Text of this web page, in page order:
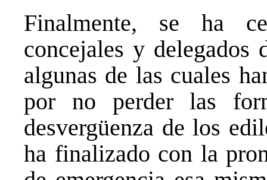
Finalmente, se ha
concejales y delegados
algunas de las cuales
por no perder las
desvergüenza de los
ha finalizado con la